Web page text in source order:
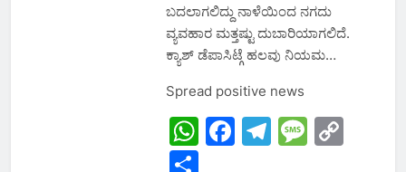
ಬದಲಾಗಲಿದ್ದು ನಾಳೆಯಿಂದ ನಗದು
ವ್ಯವಹಾರ ಮತ್ತಷ್ಟು ದುಬಾರಿಯಾಗಲಿದೆ.
ಕ್ಯಾಶ್ ಡೆಪಾಸಿಟ್ಗೆ ಹಲವು ನಿಯಮ…
Spread positive news
WhatsApp
Facebook
Telegram
Share